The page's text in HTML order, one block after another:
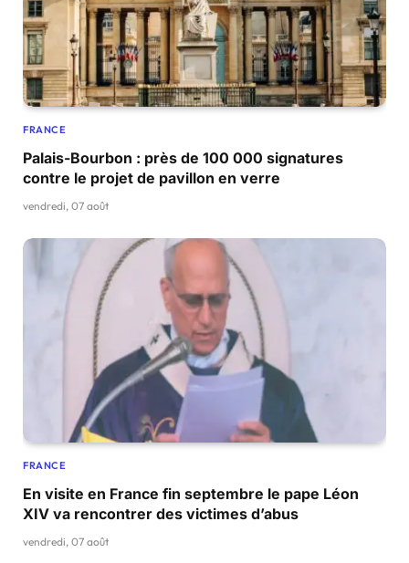
FRANCE
Palais-Bourbon : près de 100 000 signatures
contre le projet de pavillon en verre
vendredi, 07 août
FRANCE
En visite en France fin septembre le pape Léon
XIV va rencontrer des victimes d’abus
vendredi, 07 août